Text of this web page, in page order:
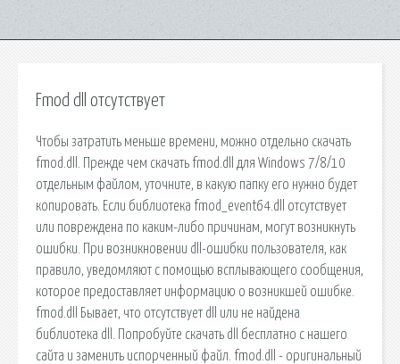
Fmod dll отсутствует
Чтобы затратить меньше времени, можно отдельно скачать
fmod.dll. Прежде чем скачать fmod.dll для Windows 7/8/10
отдельным файлом, уточните, в какую папку его нужно будет
копировать. Если библиотека fmod_event64.dll отсутствует
или повреждена по каким-либо причинам, могут возникнуть
ошибки. При возникновении dll-ошибки пользователя, как
правило, уведомляют с помощью всплывающего сообщения,
которое предоставляет информацию о возникшей ошибке.
fmod.dll Бывает, что отсутствует dll или не найдена
библиотека dll. Попробуйте скачать dll бесплатно с нашего
сайта и заменить испорченный файл. fmod.dll - оригинальный